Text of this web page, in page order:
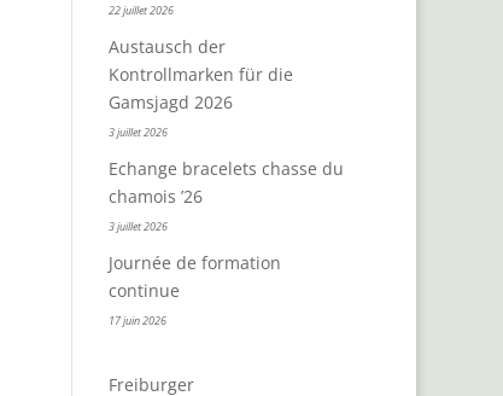
22 juillet 2026
Austausch der
Kontrollmarken für die
Gamsjagd 2026
3 juillet 2026
Echange bracelets chasse du
chamois ’26
3 juillet 2026
Journée de formation
continue
17 juin 2026
Freiburger